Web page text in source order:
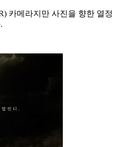
카메라지만 사진을 향한 열정